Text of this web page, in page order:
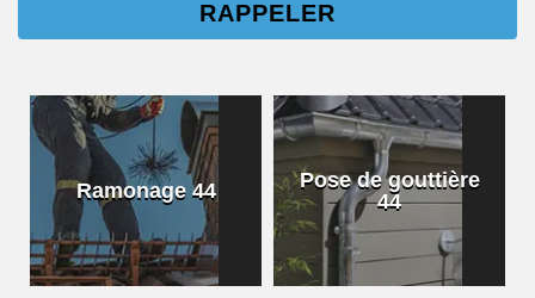
Ramonage 44
Pose de gouttière
44